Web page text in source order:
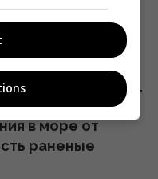
в море от
раненые